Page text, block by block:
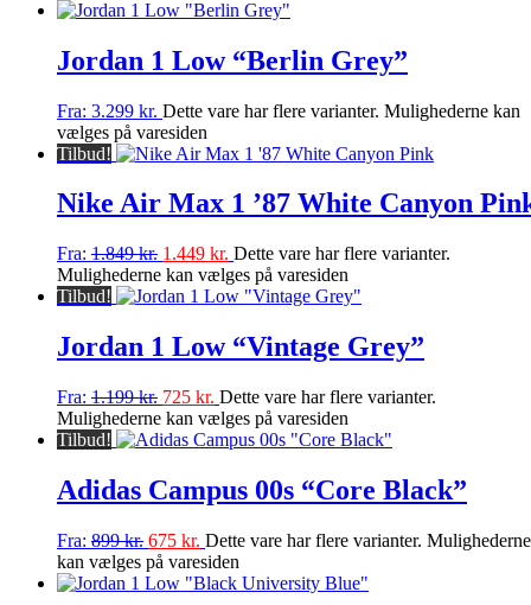
Jordan 1 Low “Berlin Grey”
Fra: 3.299 kr. Dette vare har flere varianter. Mulighederne kan
vælges på varesiden
Tilbud!
Nike Air Max 1 ’87 White Canyon
Fra: 1.849kr. 1.449 kr. Dette vare har flere varianter.
Mulighederne kan vælges på varesiden
Tilbud!
Jordan 1 Low “Vintage Grey”
Fra: 1.199kr. 725 kr. Dette vare har flere varianter.
Mulighederne kan vælges på varesiden
Tilbud!
Adidas Campus 00s “Core Black”
Fra: 899kr. 675 kr. Dette vare har flere varianter. Mulighederne
kan vælges på varesiden